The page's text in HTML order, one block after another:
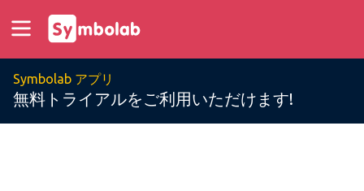
Symbolab アプリ
無料トライアルをご利用いただけます!